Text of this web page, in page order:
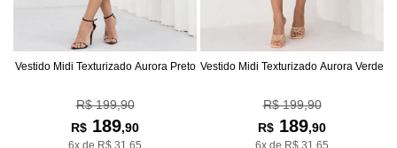
Vestido Midi Texturizado Aurora Preto
R$ 199,90
R$ 189,90
6x de R$ 31,65
Vestido Midi Texturizado Aurora Verde
R$ 199,90
R$ 189,90
6x de R$ 31,65